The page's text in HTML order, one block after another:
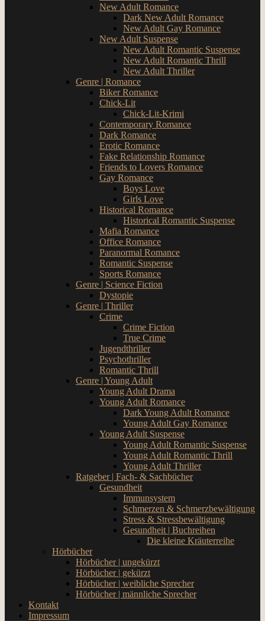
New Adult Romance
Dark New Adult Romance
New Adult Gay Romance
New Adult Suspense
New Adult Romantic Suspense
New Adult Romantic Thrill
New Adult Thriller
Genre | Romance
Biker Romance
Chick-Lit
Chick-Lit-Krimi
Contemporary Romance
Dark Romance
Erotic Romance
Fake Relationship Romance
Friends to Lovers Romance
Gay Romance
Boys Love
Girls Love
Historical Romance
Historical Romantic Suspense
Mafia Romance
Office Romance
Paranormal Romance
Romantic Suspense
Sports Romance
Genre | Science Fiction
Dystopie
Genre | Thriller
Crime
Crime Fiction
True Crime
Jugendthriller
Psychothriller
Romantic Thrill
Genre | Young Adult
Young Adult Drama
Young Adult Romance
Dark Young Adult Romance
Young Adult Gay Romance
Young Adult Suspense
Young Adult Romantic Suspense
Young Adult Romantic Thrill
Young Adult Thriller
Ratgeber | Fach- & Sachbücher
Gesundheit
Immunsystem
Schmerzen & Schmerzbewältigung
Stress & Stressbewältigung
Gesundheit | Buchreihen
Die kleine Kräuterreihe
Hörbücher
Hörbücher | ungekürzt
Hörbücher | gekürzt
Hörbücher | weibliche Sprecher
Hörbücher | männliche Sprecher
Kontakt
Impressum